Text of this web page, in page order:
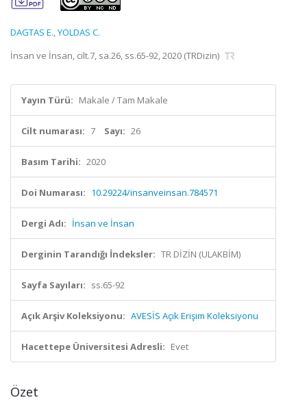
DAGTAS E.,YOLDAS C.
İnsan ve İnsan, cilt.7, sa.26, ss.65-92, 2020 (TRDizin)
Yayın Türü: Makale / Tam Makale
Cilt numarası: 7 Sayı: 26
Basım Tarihi: 2020
Doi Numarası: 10.29224/insanveinsan.784571
Dergi Adı: İnsan ve İnsan
Derginin Tarandığı İndeksler: TR DİZİN (ULAKBİM)
Sayfa Sayıları: ss.65-92
Açık Arşiv Koleksiyonu: AVESİS Açık Erişim Koleksiyonu
Hacettepe Üniversitesi Adresli: Evet
Özet